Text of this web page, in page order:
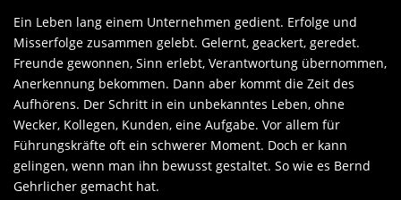
Ein Leben lang einem Unternehmen gedient. Erfolge und
Misserfolge zusammen gelebt. Gelernt, geackert, geredet.
Freunde gewonnen, Sinn erlebt, Verantwortung übernommen,
Anerkennung bekommen. Dann aber kommt die Zeit des
Aufhörens. Der Schritt in ein unbekanntes Leben, ohne
Wecker, Kollegen, Kunden, eine Aufgabe. Vor allem für
Führungskräfte oft ein schwerer Moment. Doch er kann
gelingen, wenn man ihn bewusst gestaltet. So wie es Bernd
Gehrlicher gemacht hat.